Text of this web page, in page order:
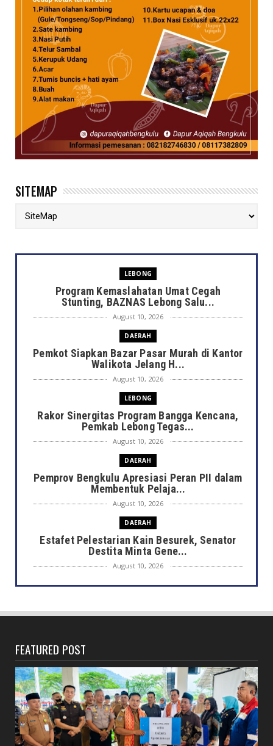
SITEMAP
LEBONG
Program Kemaslahatan Umat Cegah
Stunting, BAZNAS Lebong Salu...
August 10, 2026
DAERAH
Pemkot Siapkan Bazar Pasar Murah di Kantor
Walikota Jelang H...
August 10, 2026
LEBONG
Rakor Sinergitas Program Bangga Kencana,
Pemkab Lebong Tegas...
August 10, 2026
DAERAH
Pemprov Bengkulu Apresiasi Peran PII dalam
Membentuk Pelaja...
August 10, 2026
DAERAH
Estafet Pelestarian Kain Besurek, Senator
Destita Minta Gene...
August 10, 2026
DAERAH
Bengkulu Dorong Regener...
6 Bulan Gaji Tak Dibayar, Jurnalis Nekat
Gugat Perusahaan Me...
August 10, 2026
JELAJAH
Negara dan Wilayah Ini Disebut dalam Al-
Qur’an, Indonesia Te...
FEATURED POST